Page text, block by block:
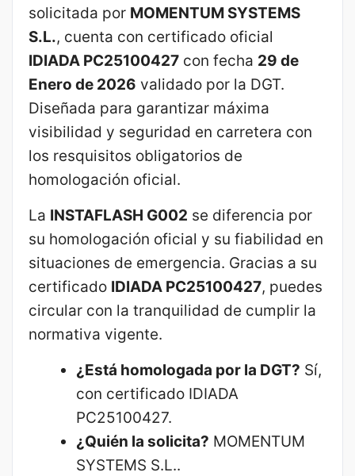
solicitada por MOMENTUM SYSTEMS
S.L., cuenta con certificado oficial
IDIADA PC25100427 con fecha 29 de
Enero de 2026 validado por la DGT.
Diseñada para garantizar máxima
visibilidad y seguridad en carretera con
los resquisitos obligatorios de
homologación oficial.
La INSTAFLASH G002 se diferencia por
su homologación oficial y su fiabilidad en
situaciones de emergencia. Gracias a su
certificado IDIADA PC25100427, puedes
circular con la tranquilidad de cumplir la
normativa vigente.
¿Está homologada por la DGT? Sí,
con certificado IDIADA
PC25100427.
¿Quién la solicita? MOMENTUM
SYSTEMS S.L..